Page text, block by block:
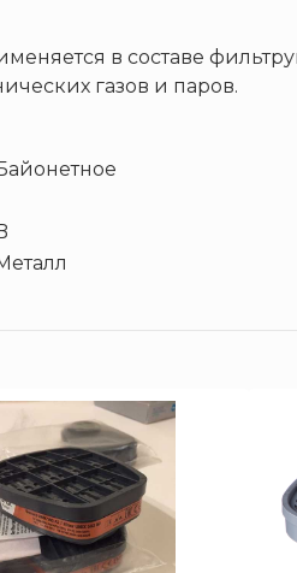
в составе
газов и паров.